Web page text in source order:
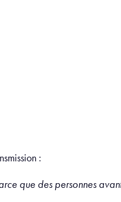
:
que des personnes